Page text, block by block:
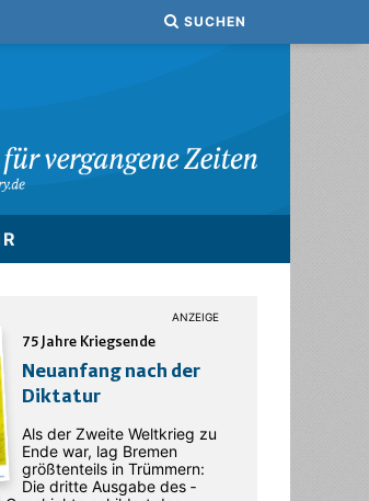
SUCHEN
75 Jahre Kriegsende
Neuanfang nach der
Diktatur
Als der Zweite Weltkrieg zu
Ende war, lag Bremen
größtenteils in Trümmern:
Die dritte Ausgabe des ­